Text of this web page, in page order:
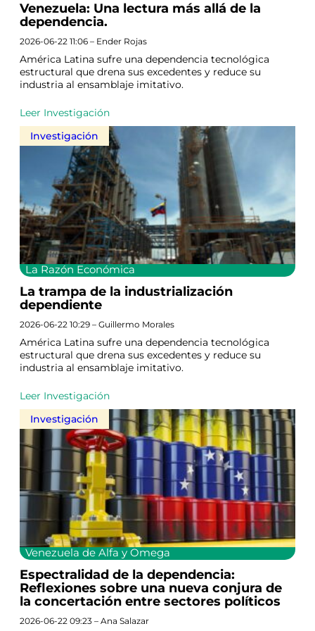
Venezuela: Una lectura más allá de la
dependencia.
2026-06-22 11:06 – Ender Rojas
América Latina sufre una dependencia tecnológica
estructural que drena sus excedentes y reduce su
industria al ensamblaje imitativo.
Leer Investigación
Investigación
La Razón Económica
La trampa de la industrialización
dependiente
2026-06-22 10:29 – Guillermo Morales
América Latina sufre una dependencia tecnológica
estructural que drena sus excedentes y reduce su
industria al ensamblaje imitativo.
Leer Investigación
Investigación
Venezuela de Alfa y Omega
Espectralidad de la dependencia:
Reflexiones sobre una nueva conjura de
la concertación entre sectores políticos
2026-06-22 09:23 – Ana Salazar